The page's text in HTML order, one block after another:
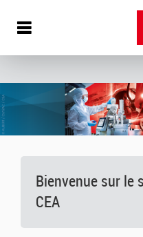
Bienvenue sur le
CEA